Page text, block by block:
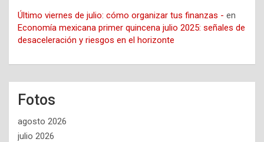
Último viernes de julio: cómo organizar tus finanzas - en
Economía mexicana primer quincena julio 2025: señales de
desaceleración y riesgos en el horizonte
Fotos
agosto 2026
julio 2026